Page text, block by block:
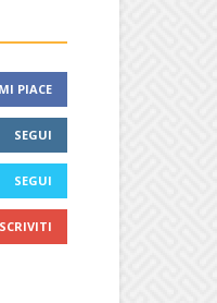
MI PIACE
SEGUI
SEGUI